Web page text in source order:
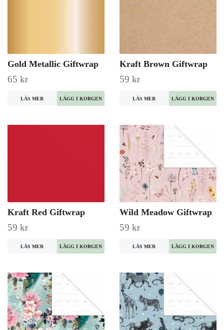
Gold Metallic Giftwrap
65 kr
LÄS MER
Kraft Brown Giftwrap
59 kr
LÄS MER
Kraft Red Giftwrap
59 kr
LÄS MER
Wild Meadow Giftwrap
59 kr
LÄS MER